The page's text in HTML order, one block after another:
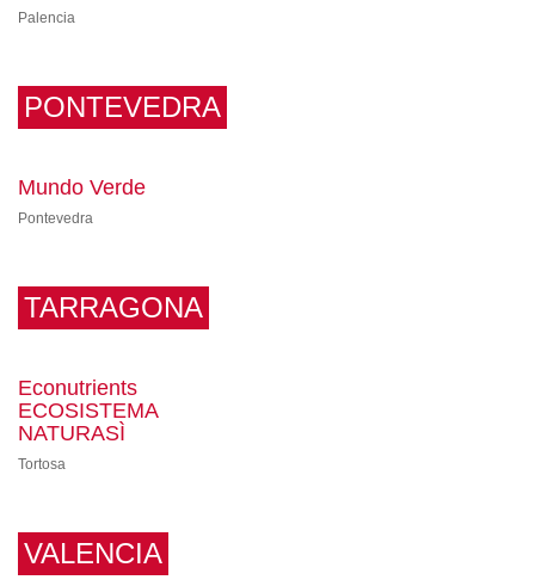
Palencia
PONTEVEDRA
Mundo Verde
Pontevedra
TARRAGONA
Econutrients
ECOSISTEMA
NATURASÌ
Tortosa
VALENCIA